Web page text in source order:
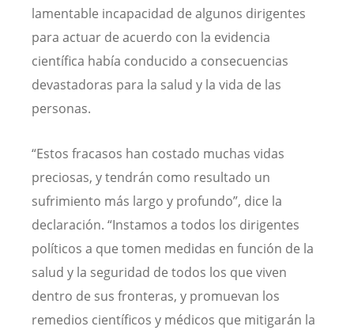
lamentable incapacidad de algunos dirigentes
para actuar de acuerdo con la evidencia
científica había conducido a consecuencias
devastadoras para la salud y la vida de las
personas.
“Estos fracasos han costado muchas vidas
preciosas, y tendrán como resultado un
sufrimiento más largo y profundo”, dice la
declaración. “Instamos a todos los dirigentes
políticos a que tomen medidas en función de la
salud y la seguridad de todos los que viven
dentro de sus fronteras, y promuevan los
remedios científicos y médicos que mitigarán la